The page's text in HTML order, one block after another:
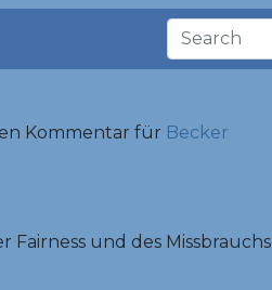
Kommentar für Becker
und des Missbrauchs